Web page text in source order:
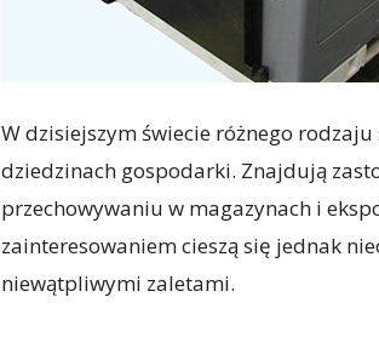
W dzisiejszym świecie różnego
dziedzinach gospodarki. Znajdują
przechowywaniu w magazynach i
zainteresowaniem cieszą się jednak
niewątpliwymi zaletami.